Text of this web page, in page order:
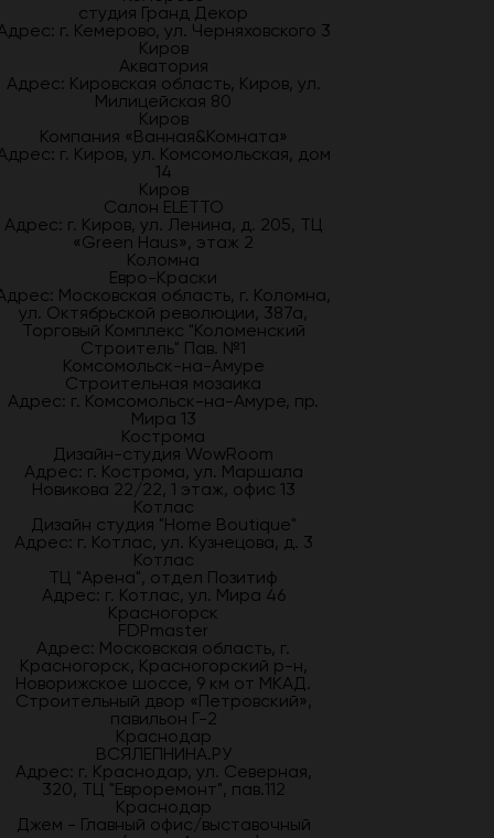
студия Гранд Декор
г. Кемерово, ул. Черняховского 3
Киров
Акватория
Адрес: Кировская область, Киров, ул.
Милицейская 80
Киров
Компания «Ванная&Комната»
г. Киров, ул. Комсомольская, дом
14
Киров
Салон ELETTO
Адрес: г. Киров, ул. Ленина, д. 205, ТЦ
«Green Haus», этаж 2
Коломна
Евро-Краски
Московская область, г. Коломна,
ул. Октябрьской революции, 387а,
Торговый Комплекс "Коломенский
Строитель" Пав. №1
Комсомольск-на-Амуре
Строительная мозаика
Адрес: г. Комсомольск-на-Амуре, пр.
Мира 13
Кострома
Дизайн-студия WowRoom
Адрес: г. Кострома, ул. Маршала
Новикова 22/22, 1 этаж, офис 13
Котлас
Дизайн студия "Home Boutique"
Адрес: г. Котлас, ул. Кузнецова, д. 3
Котлас
ТЦ "Арена", отдел Позитиф
Адрес: г. Котлас, ул. Мира 46
Красногорск
FDPmaster
Адрес: Московская область, г.
Красногорск, Красногорский р-н,
Новорижское шоссе, 9 км от МКАД.
Строительный двор «Петровский»,
павильон Г-2
Краснодар
ВСЯЛЕПНИНА.РУ
Адрес: г. Краснодар, ул. Северная,
320, ТЦ "Евроремонт", пав.112
Краснодар
Джем - Главный офис/выставочный